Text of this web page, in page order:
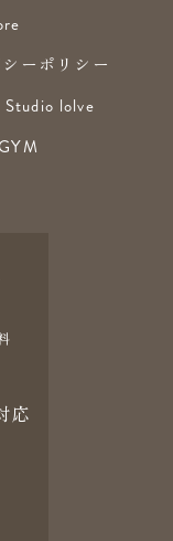
ーポリシー
Studio lolve
応